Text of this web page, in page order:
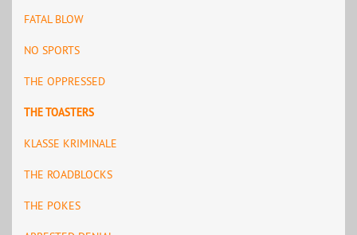
FATAL BLOW
NO SPORTS
THE OPPRESSED
THE TOASTERS
KLASSE KRIMINALE
THE ROADBLOCKS
THE POKES